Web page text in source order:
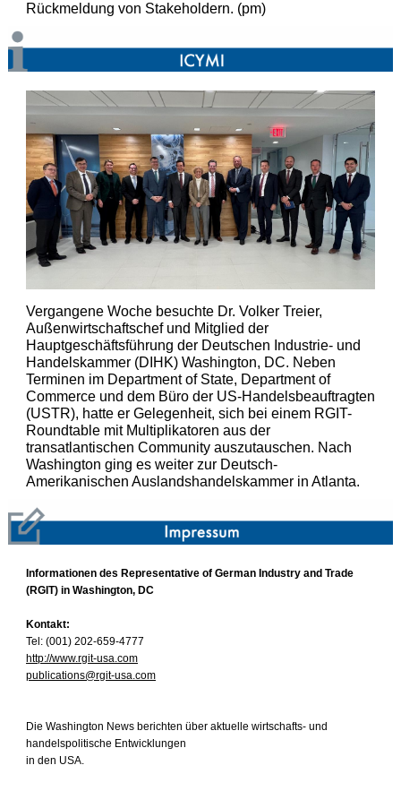
Rückmeldung von Stakeholdern. (pm)
Vergangene Woche besuchte Dr. Volker Treier,
Außenwirtschaftschef und Mitglied der
Hauptgeschäftsführung der Deutschen Industrie- und
Handelskammer (DIHK) Washington, DC. Neben
Terminen im Department of State, Department of
Commerce und dem Büro der US-Handelsbeauftragten
(USTR), hatte er Gelegenheit, sich bei einem RGIT-
Roundtable mit Multiplikatoren aus der
transatlantischen Community auszutauschen. Nach
Washington ging es weiter zur Deutsch-
Amerikanischen Auslandshandelskammer in Atlanta.
Informationen des Representative of German Industry and Trade
(RGIT) in Washington, DC
Kontakt:
Tel: (001) 202-659-4777
http://www.rgit-usa.com
publications@rgit-usa.com
Die Washington News berichten über aktuelle wirtschafts- und
handelspolitische Entwicklungen
in den USA.